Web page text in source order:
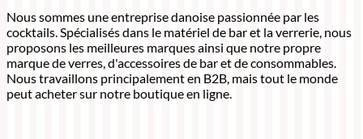
Nous sommes une entreprise danoise passionnée par les
cocktails. Spécialisés dans le matériel de bar et la verrerie, nous
proposons les meilleures marques ainsi que notre propre
marque de verres, d'accessoires de bar et de consommables.
Nous travaillons principalement en B2B, mais tout le monde
peut acheter sur notre boutique en ligne.